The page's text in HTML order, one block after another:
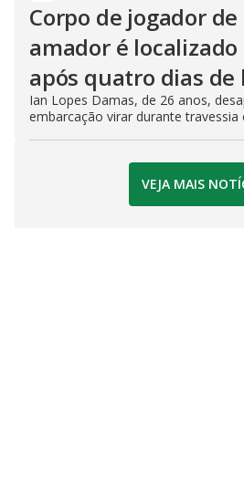
Corpo de jogador
amador é localizado
após quatro dias de
Ian Lopes Damas, de 26 anos,
embarcação virar durante
VEJA MAIS